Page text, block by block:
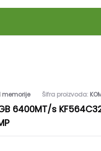
memorije Šifra proizvoda:
6400MT/s